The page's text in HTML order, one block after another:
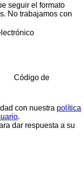
seguir el formato
No trabajamos con
Código de
con nuestra política
.
dar respuesta a su